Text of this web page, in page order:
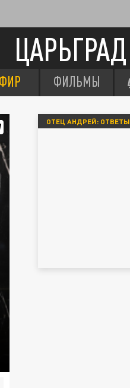
ЦАРЬГРАД
ФИЛЬМЫ
ОТЕЦ АНДРЕЙ: ОТВЕТЫ